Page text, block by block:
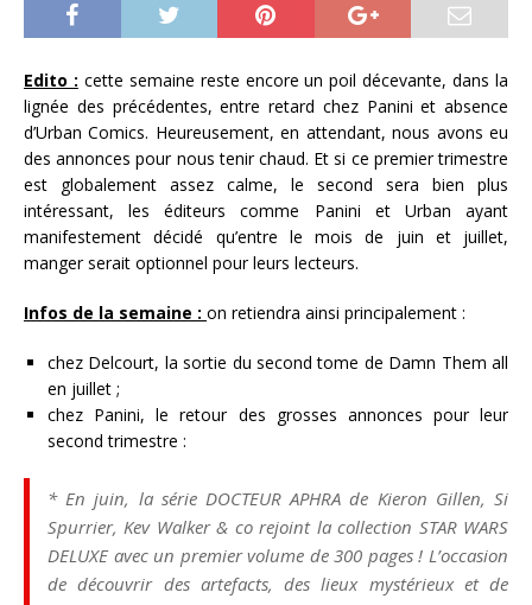
Edito : cette semaine reste encore un poil décevante, dans la
lignée des précédentes, entre retard chez Panini et absence
d’Urban Comics. Heureusement, en attendant, nous avons eu
des annonces pour nous tenir chaud. Et si ce premier trimestre
est globalement assez calme, le second sera bien plus
intéressant, les éditeurs comme Panini et Urban ayant
manifestement décidé qu’entre le mois de juin et juillet,
manger serait optionnel pour leurs lecteurs.
Infos de la semaine : on retiendra ainsi principalement :
chez Delcourt, la sortie du second tome de Damn Them all
en juillet ;
chez Panini, le retour des grosses annonces pour leur
second trimestre :
* En juin, la série DOCTEUR APHRA de Kieron Gillen, Si
Spurrier, Kev Walker & co rejoint la collection STAR WARS
DELUXE avec un premier volume de 300 pages ! L’occasion
de découvrir des artefacts, des lieux mystérieux et de